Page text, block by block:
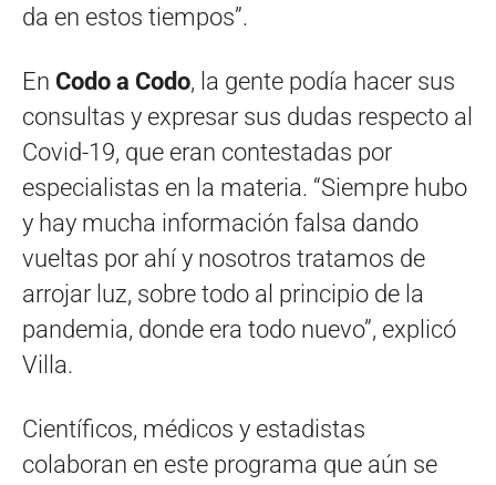
da en estos tiempos”.
En Codo a Codo, la gente podía hacer sus
consultas y expresar sus dudas respecto al
Covid-19, que eran contestadas por
especialistas en la materia. “Siempre hubo
y hay mucha información falsa dando
vueltas por ahí y nosotros tratamos de
arrojar luz, sobre todo al principio de la
pandemia, donde era todo nuevo”, explicó
Villa.
Científicos, médicos y estadistas
colaboran en este programa que aún se